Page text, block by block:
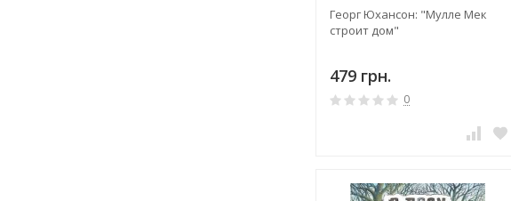
Георг Юхансон: "Мулле Мек
строит дом"
479 грн.
0